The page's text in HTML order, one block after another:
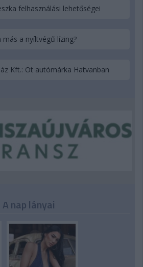
felhasználási lehetőségei
más a nyíltvégű lízing?
Kft.: Öt autómárka Hatvanban
A nap lányai